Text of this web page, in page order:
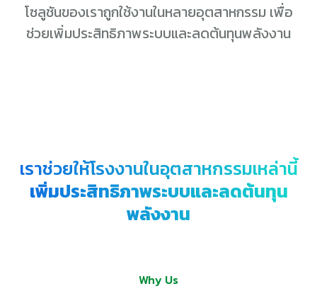
โซลูชันของเราถูกใช้งานในหลายอุตสาหกรรม เพื่อ
ช่วยเพิ่มประสิทธิภาพระบบและลดต้นทุนพลังงาน
เราช่วยให้โรงงานในอุตสาหกรรมเหล่านี้
เพิ่มประสิทธิภาพระบบและลดต้นทุน
พลังงาน
Why Us